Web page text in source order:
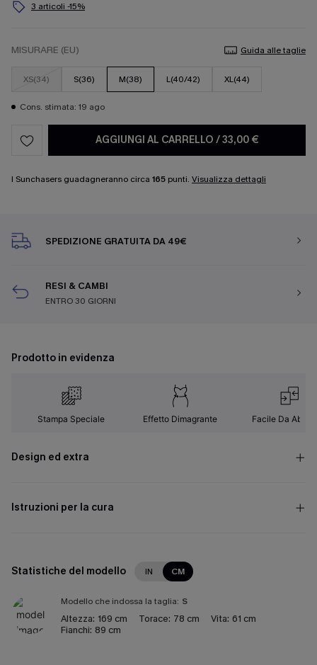
3 articoli -15%
MISURARE (EU) Guida alle taglie
XS(34) S(36) M(38) L(40/42) XL(44)
Cons. stimata: 19 ago
AGGIUNGI AL CARRELLO /33,00 €
I Sunchasers guadagneranno circa 165 punti. Visualizza dettagli
SPEDIZIONE GRATUITA DA 49€
RESI & CAMBI
ENTRO 30 GIORNI
Prodotto in evidenza
Stampa Speciale Effetto Dimagrante Facile Da
Design ed extra
Istruzioni per la cura
Statistiche del modello IN CM
Modello che indossa la taglia: S
Altezza: 169 cm Torace: 78 cm Vita: 61 cm
Fianchi: 89 cm